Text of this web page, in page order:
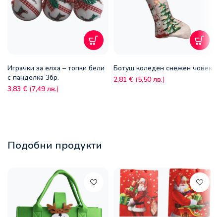
Играчки за елха – топки бели
с панделка 3бр.
3,83 € (7,49 лв.)
Ботуш коледен снежен човек
2,81 € (5,50 лв.)
Подобни продукти